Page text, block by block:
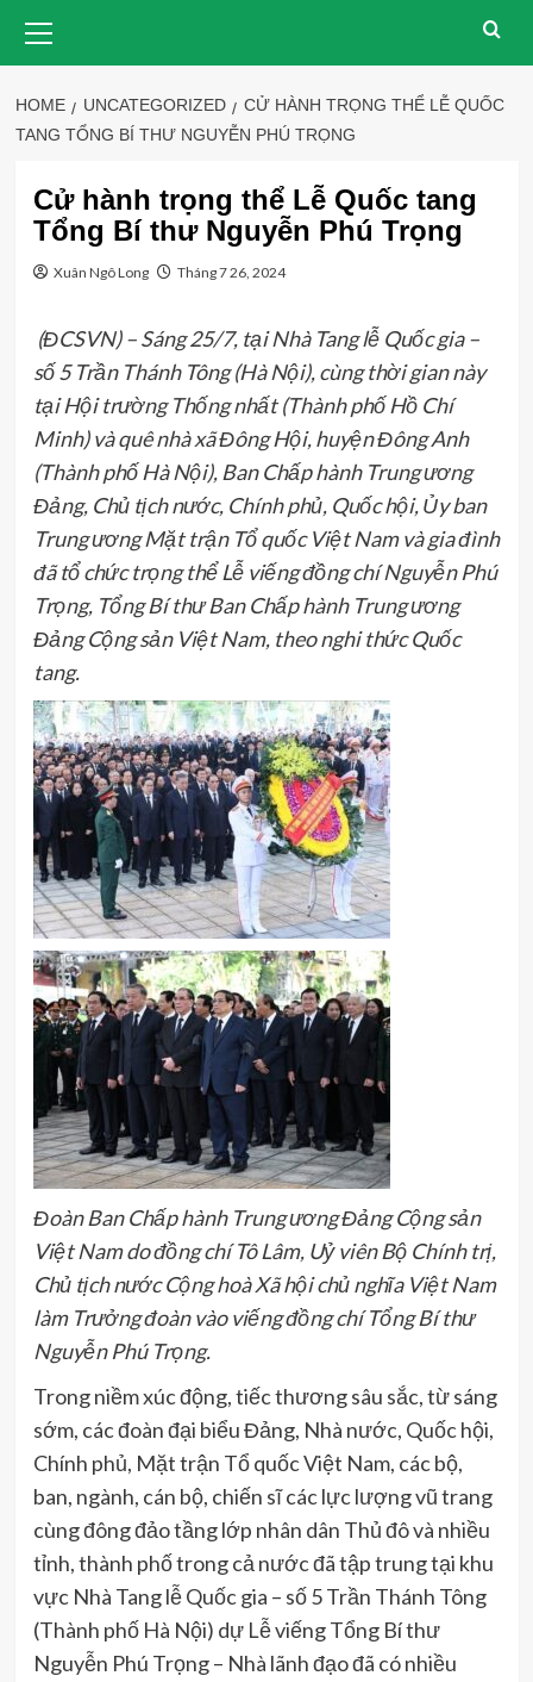
content
Menu
HOME UNCATEGORIZED
CỬ HÀNH TRỌNG THỂ LỄ QUỐC
TANG TỔNG BÍ THƯ NGUYỄN PHÚ TRỌNG
Cử hành trọng thể Lễ Quốc tang
Tổng Bí thư Nguyễn Phú Trọng
Xuân Ngô Long Tháng 7 26, 2024
(ĐCSVN) – Sáng 25/7, tại Nhà Tang lễ Quốc gia –
số 5 Trần Thánh Tông (Hà Nội), cùng thời gian này
tại Hội trường Thống nhất (Thành phố Hồ Chí
Minh) và quê nhà xã Đông Hội, huyện Đông Anh
(Thành phố Hà Nội), Ban Chấp hành Trung ương
Đảng, Chủ tịch nước, Chính phủ, Quốc hội, Ủy ban
Trung ương Mặt trận Tổ quốc Việt Nam và gia đình
đã tổ chức trọng thể Lễ viếng đồng chí Nguyễn Phú
Trọng, Tổng Bí thư Ban Chấp hành Trung ương
Đảng Cộng sản Việt Nam, theo nghi thức Quốc
tang.
Đoàn Ban Chấp hành Trung ương Đảng Cộng sản
Việt Nam do đồng chí Tô Lâm, Uỷ viên Bộ Chính trị,
Chủ tịch nước Cộng hoà Xã hội chủ nghĩa Việt Nam
làm Trưởng đoàn vào viếng đồng chí Tổng Bí thư
Nguyễn Phú Trọng.
Trong niềm xúc động, tiếc thương sâu sắc, từ sáng
sớm, các đoàn đại biểu Đảng, Nhà nước, Quốc hội,
Chính phủ, Mặt trận Tổ quốc Việt Nam, các bộ,
ban, ngành, cán bộ, chiến sĩ các lực lượng vũ trang
cùng đông đảo tầng lớp nhân dân Thủ đô và nhiều
tỉnh, thành phố trong cả nước đã tập trung tại khu
vực Nhà Tang lễ Quốc gia – số 5 Trần Thánh Tông
(Thành phố Hà Nội) dự Lễ viếng Tổng Bí thư
Nguyễn Phú Trọng – Nhà lãnh đạo đã có nhiều